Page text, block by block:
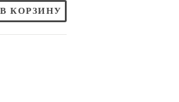
В КОРЗИНУ